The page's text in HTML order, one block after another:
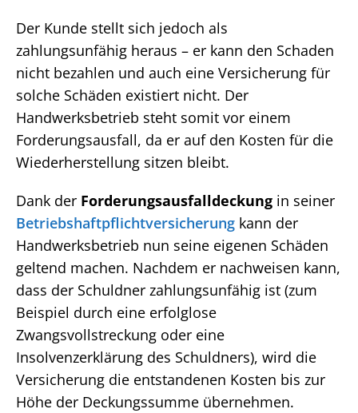
Der Kunde stellt sich jedoch als
zahlungsunfähig heraus – er kann den Schaden
nicht bezahlen und auch eine Versicherung für
solche Schäden existiert nicht. Der
Handwerksbetrieb steht somit vor einem
Forderungsausfall, da er auf den Kosten für die
Wiederherstellung sitzen bleibt.
Dank der Forderungsausfalldeckung in seiner
Betriebshaftpflichtversicherung kann der
Handwerksbetrieb nun seine eigenen Schäden
geltend machen. Nachdem er nachweisen kann,
dass der Schuldner zahlungsunfähig ist (zum
Beispiel durch eine erfolglose
Zwangsvollstreckung oder eine
Insolvenzerklärung des Schuldners), wird die
Versicherung die entstandenen Kosten bis zur
Höhe der Deckungssumme übernehmen.